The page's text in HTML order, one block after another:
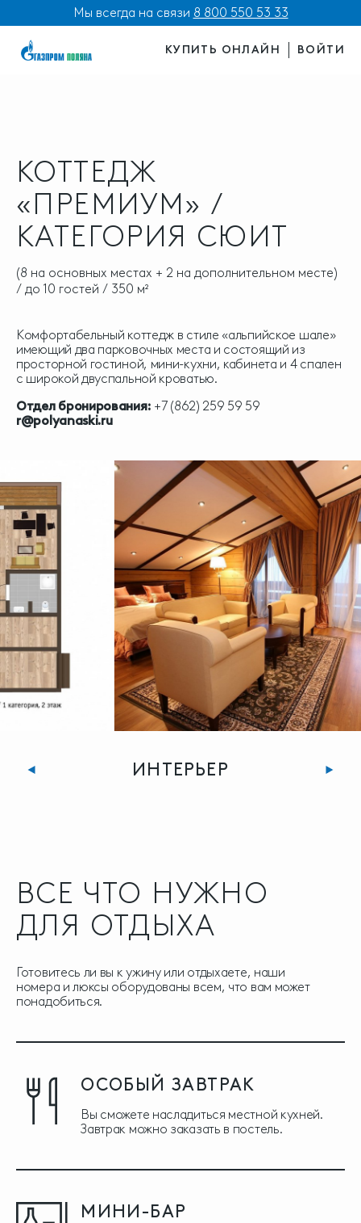
Мы всегда на связи 8 800 550 53 33
КУПИТЬ ОНЛАЙН ВОЙТИ
КОТТЕДЖ
«ПРЕМИУМ» /
КАТЕГОРИЯ СЮИТ
(8 на основных местах + 2 на дополнительном месте)
/ до 10 гостей / 350 м²
Комфортабельный коттедж в стиле «альпийское шале»
имеющий два парковочных места и состоящий из
просторной гостиной, мини-кухни, кабинета и 4 спален
с широкой двуспальной кроватью.
Отдел бронирования: +7 (862) 259 59 59
r@polyanaski.ru
ИНТЕРЬЕР
ВСЕ ЧТО НУЖНО
ДЛЯ ОТДЫХА
Готовитесь ли вы к ужину или отдыхаете, наши
номера и люксы оборудованы всем, что вам может
понадобиться.
ОСОБЫЙ ЗАВТРАК
Вы сможете насладиться местной кухней.
Завтрак можно заказать в постель.
МИНИ-БАР